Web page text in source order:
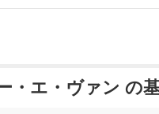
・エ・ヴァン の